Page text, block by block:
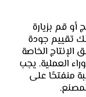
قم بزيارة
تقييم جودة
الخاصة
العملية. يجب
منفتحًا على